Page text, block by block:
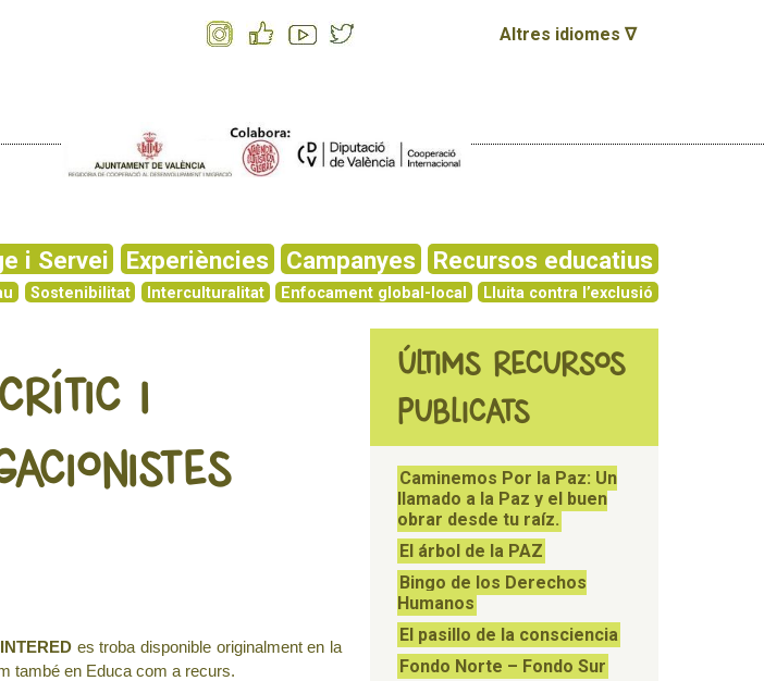
Altres idiomes ∇
i Servei Experiències Campanyes Recursos educatius
Sostenibilitat Interculturalitat Enfocament global-local Lluita contra l’exclusió
ÚLTIMS RECURSOS
PUBLICATS
Caminemos Por la Paz: Un
llamado a la Paz y el buen
obrar desde tu raíz.
El árbol de la PAZ
Bingo de los Derechos
Humanos
El pasillo de la consciencia
Fondo Norte – Fondo Sur
I
INTERED es troba disponible originalment en la
també en Educa com a recurs.